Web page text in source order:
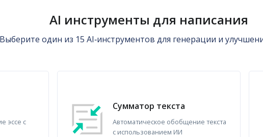
AI инструменты для написания
Выберите один из 15 AI‑инструментов для генерации и
эссе с
Сумматор текста
Автоматическое обобщение текста
с использованием ИИ